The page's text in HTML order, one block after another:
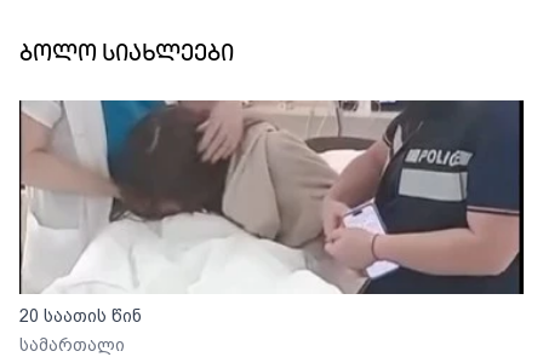
ბოლო სიახლეები
20 საათის წინ
სამართალი